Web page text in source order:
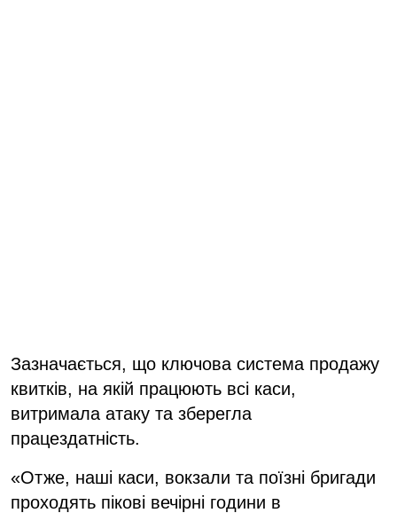
Зазначається, що ключова система продажу
квитків, на якій працюють всі каси,
витримала атаку та зберегла
працездатність.
«Отже, наші каси, вокзали та поїзні бригади
проходять пікові вечірні години в